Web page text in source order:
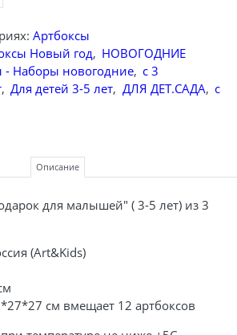
Артбоксы
Новый год, НОВОГОДНИЕ
- Наборы новогодние, с 3
, Для детей 3-5 лет, ДЛЯ ДЕТ.САДА, с
Описание
для малышей" ( 3-5 лет) из 3
(Art&Kids)
см вмещает 12 артбоксов